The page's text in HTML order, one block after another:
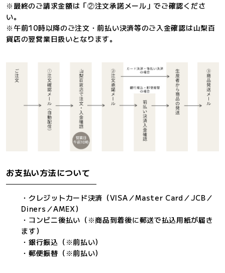
※最終のご請求金額は「②注文承諾メール」でご確認くださ
い。
※午前10時以降のご注文・前払い決済等のご入金確認は山梨百
貨店の翌営業日扱いとなります。
お支払い方法について
・クレジットカード決済（VISA／Master Card／JCB／
Diners／AMEX）
・コンビニ後払い（※商品到着後に郵送で払込用紙が届き
ます）
・銀行振込（※前払い）
・郵便振替（※前払い）